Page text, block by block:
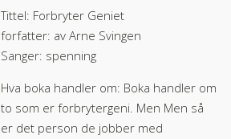
Tittel: Forbryter Geniet
forfatter: av Arne Svingen
Sanger: spenning
Hva boka handler om: Boka handler om
to som er forbrytergeni. Men Men så
er det person de jobber med